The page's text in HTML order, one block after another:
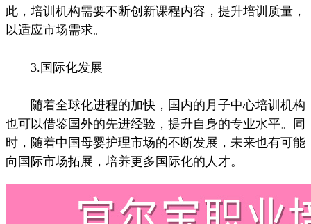
此，培训机构需要不断创新课程内容，提升培训质量，
以适应市场需求。
3.国际化发展
随着全球化进程的加快，国内的月子中心培训机构
也可以借鉴国外的先进经验，提升自身的专业水平。同
时，随着中国母婴护理市场的不断发展，未来也有可能
向国际市场拓展，培养更多国际化的人才。